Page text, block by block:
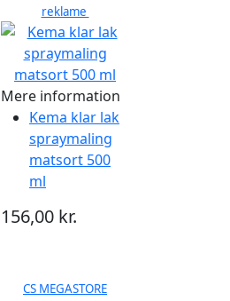
reklame
Mere information
Kema klar lak
spraymaling
matsort 500
ml
156,00 kr.
CS MEGASTORE